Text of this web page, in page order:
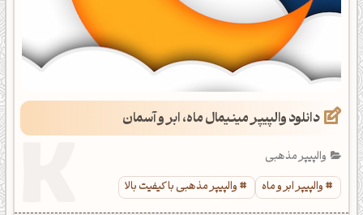
دانلود والپیپر مینیمال ماه، ابر و آسمان
والپیپر مذهبی
والپیپر ابر و ماه
والپیپر مذهبی با کیفیت بالا